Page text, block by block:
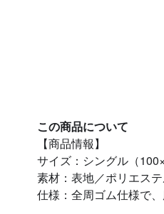
この商品について
【商品情報】
サイズ：シングル（
素材：表地／ポリエス
仕様：全周ゴム仕様で